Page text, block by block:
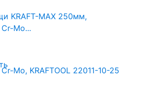
KRAFT-MAX 250мм,
Mo...